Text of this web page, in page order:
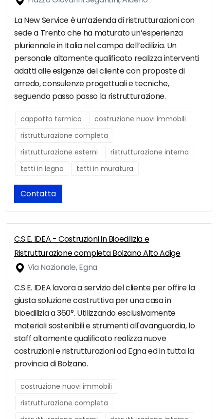
La New Service è un’azienda di ristrutturazioni con
sede a Trento che ha maturato un’esperienza
pluriennale in Italia nel campo dell’edilizia. Un
personale altamente qualificato realizza interventi
adatti alle esigenze del cliente con proposte di
arredo, consulenze progettuali e tecniche,
seguendo passo passo la ristrutturazione.
cappotto termico
costruzione nuovi immobili
ristrutturazione completa
ristrutturazione esterni
ristrutturazione interna
tetti in legno
tetti in muratura
Contatta
C.S.E. IDEA - Costruzioni in Bioedilizia e
Ristrutturazione completa Bolzano Alto Adige
Via Nazionale, Egna
C.S.E. IDEA lavora a servizio del cliente per offire la
giusta soluzione costruttiva per una casa in
bioedilizia a 360°. Utilizzando esclusivamente
materiali sostenibili e strumenti all'avanguardia, lo
staff altamente qualificato realizza nuove
costruzioni e ristrutturazioni ad Egna ed in tutta la
provincia di Bolzano.
costruzione nuovi immobili
ristrutturazione completa